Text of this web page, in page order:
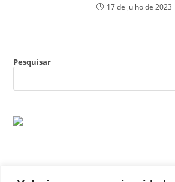
17 de julho de 2023
Pesquisar